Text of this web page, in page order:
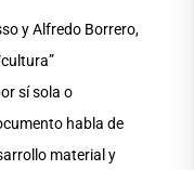
y Alfredo Borrero,
sí sola o
habla de
material y